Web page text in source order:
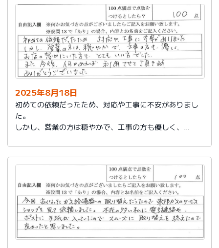
2025年8月18日
初めての依頼だったため、対応や工事に不安がありまし
た。
しかし、営業の方は穏やかで、工事の方も優しく、
また今後、何かあれば利用させて頂きます。
ありがとうございました。